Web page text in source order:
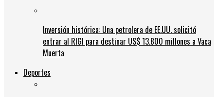
Inversión histórica: Una petrolera de EE.UU. solicitó
entrar al RIGI para destinar US$ 13.800 millones a Vaca
Muerta
Deportes